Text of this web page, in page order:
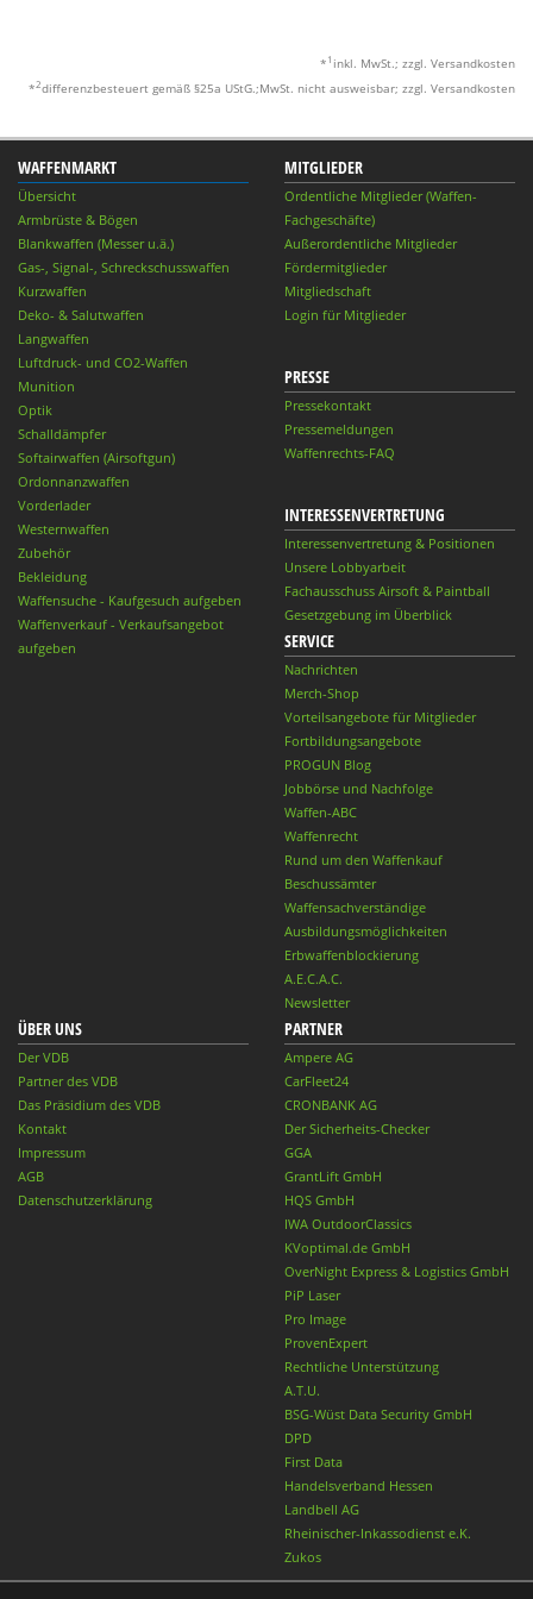
* 1 inkl. MwSt.; zzgl. Versandkosten
*2differenzbesteuert gemäß §25a UStG.;MwSt. nicht ausweisbar; zzgl. Versandkosten
WAFFENMARKT
Übersicht
Armbrüste & Bögen
Blankwaffen (Messer u.ä.)
Gas-, Signal-, Schreckschusswaffen
Kurzwaffen
Deko- & Salutwaffen
Langwaffen
Luftdruck- und CO2-Waffen
Munition
Optik
Schalldämpfer
Softairwaffen (Airsoftgun)
Ordonnanzwaffen
Vorderlader
Westernwaffen
Zubehör
Bekleidung
Waffensuche - Kaufgesuch aufgeben
Waffenverkauf - Verkaufsangebot
aufgeben
MITGLIEDER
Ordentliche Mitglieder (Waffen-
Fachgeschäfte)
Außerordentliche Mitglieder
Fördermitglieder
Mitgliedschaft
Login für Mitglieder
PRESSE
Pressekontakt
Pressemeldungen
Waffenrechts-FAQ
INTERESSENVERTRETUNG
Interessenvertretung & Positionen
Unsere Lobbyarbeit
Fachausschuss Airsoft & Paintball
Gesetzgebung im Überblick
SERVICE
Nachrichten
Merch-Shop
Vorteilsangebote für Mitglieder
Fortbildungsangebote
PROGUN Blog
Jobbörse und Nachfolge
Waffen-ABC
Waffenrecht
Rund um den Waffenkauf
Beschussämter
Waffensachverständige
Ausbildungsmöglichkeiten
Erbwaffenblockierung
A.E.C.A.C.
Newsletter
ÜBER UNS
Der VDB
Partner des VDB
Das Präsidium des VDB
Kontakt
Impressum
AGB
Datenschutzerklärung
PARTNER
Ampere AG
CarFleet24
CRONBANK AG
Der Sicherheits-Checker
GGA
GrantLift GmbH
HQS GmbH
IWA OutdoorClassics
KVoptimal.de GmbH
OverNight Express & Logistics GmbH
PiP Laser
Pro Image
ProvenExpert
Rechtliche Unterstützung
A.T.U.
BSG-Wüst Data Security GmbH
DPD
First Data
Handelsverband Hessen
Landbell AG
Rheinischer-Inkassodienst e.K.
Zukos